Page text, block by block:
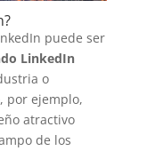
puede ser
LinkedIn
o
por ejemplo,
atractivo
de los